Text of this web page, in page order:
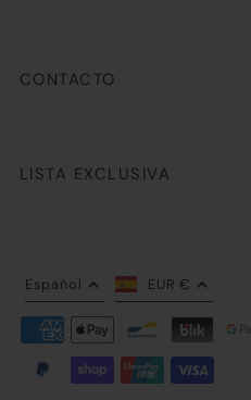
CONTACTO
LISTA EXCLUSIVA
Español EUR €